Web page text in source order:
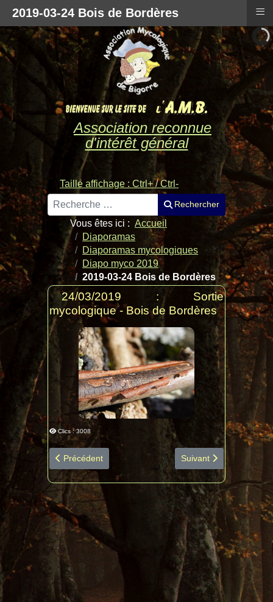
Association reconnue
d'intérêt général
Taille affichage : Ctrl+ / Ctrl-
Rechercher
Rechercher
Vous êtes ici : Accueil
Diaporamas
Diaporamas mycologiques
Diapo myco 2019
2019-03-24 Bois de Bordères
24/03/2019 : Sortie
mycologique - Bois de Bordères
Clics : 3008
Article précédent : 2019-04-07 Bois de Lourdes diapo
Précédent Article suivant : 2018-
Suivant
2019-03-24 Bois de Bordères ≡